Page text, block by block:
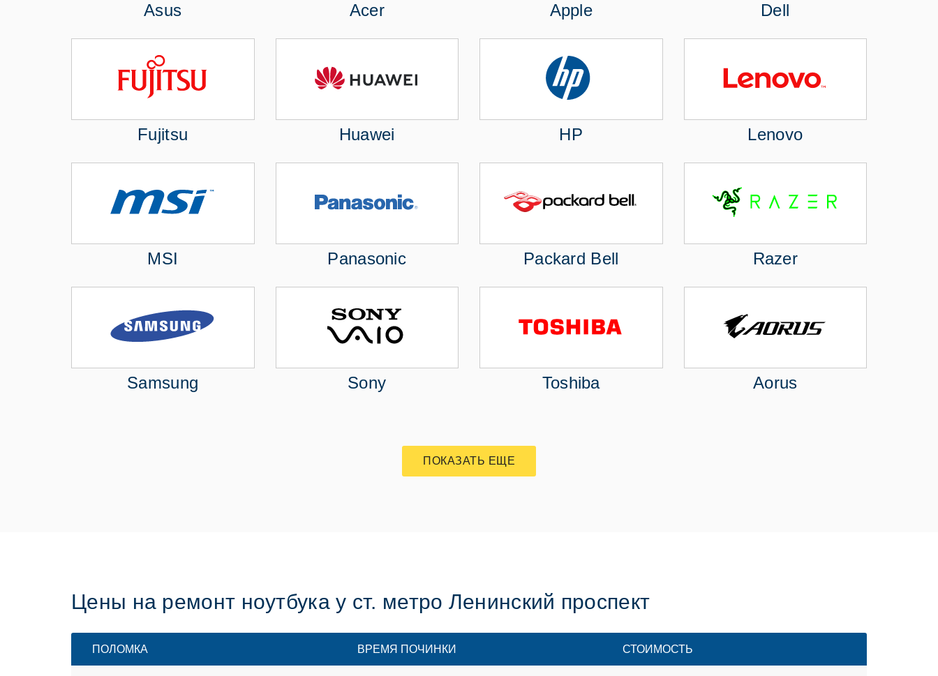
Asus Acer Apple Dell
Fujitsu Huawei HP Lenovo
MSI Panasonic Packard Bell Razer
Samsung Sony Toshiba Aorus
ПОКАЗАТЬ ЕЩЕ
Цены на ремонт ноутбука у ст. метро Ленинский проспект
ПОЛОМКА ВРЕМЯ ПОЧИНКИ СТОИМОСТЬ